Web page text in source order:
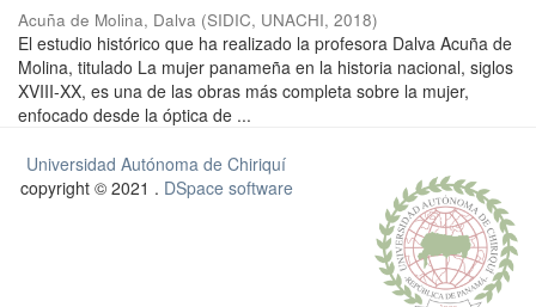
Acuña de Molina, Dalva (SIDIC, UNACHI, 2018)
El estudio histórico que ha realizado la profesora Dalva Acuña de
Molina, titulado La mujer panameña en la historia nacional, siglos
XVIII-XX, es una de las obras más completa sobre la mujer,
enfocado desde la óptica de ...
Universidad Autónoma de Chiriquí
copyright © 2021 . DSpace software